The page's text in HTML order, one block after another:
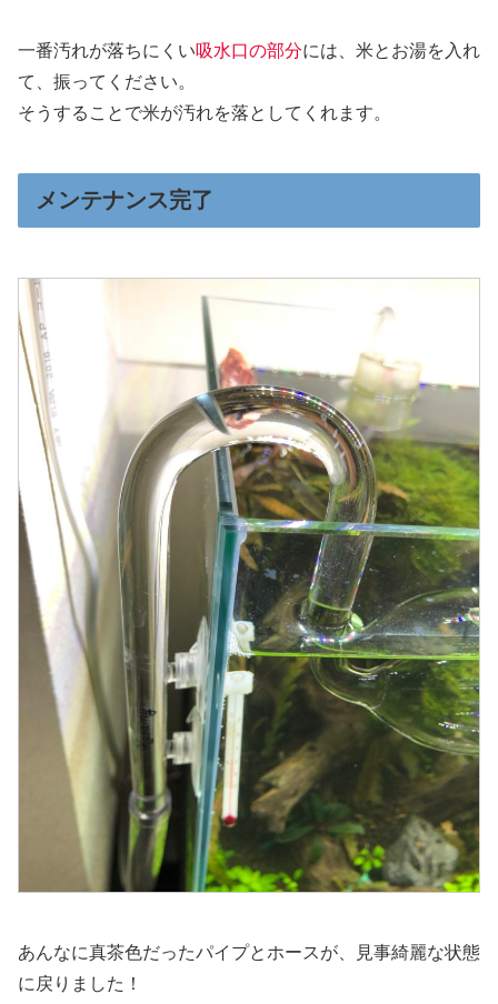
一番汚れが落ちにくい吸水口の部分には、米とお湯を入れ
て、振ってください。
そうすることで米が汚れを落としてくれます。
メンテナンス完了
あんなに真茶色だったパイプとホースが、見事綺麗な状態
に戻りました！